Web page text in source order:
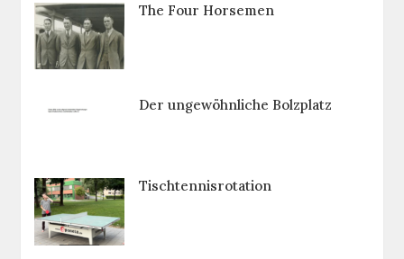
The Four Horsemen
Der ungewöhnliche Bolzplatz
Tischtennisrotation